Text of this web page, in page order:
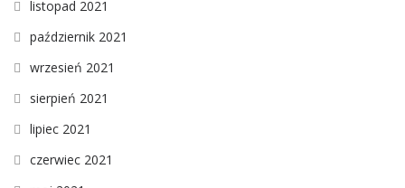
listopad 2021
październik 2021
wrzesień 2021
sierpień 2021
lipiec 2021
czerwiec 2021